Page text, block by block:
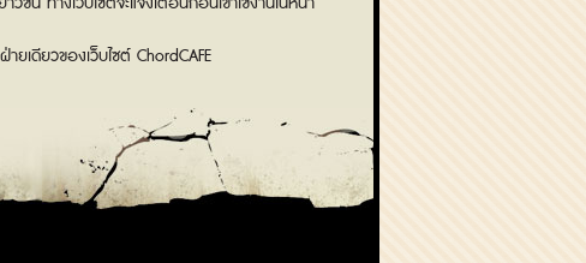
เดียวของเว็บไซต์ ChordCAFE